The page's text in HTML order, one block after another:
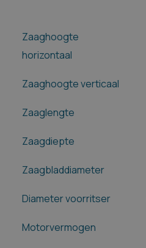
Zaaghoogte
horizontaal
Zaaghoogte verticaal
Zaaglengte
Zaagdiepte
Zaagbladdiameter
Diameter voorritser
Motorvermogen